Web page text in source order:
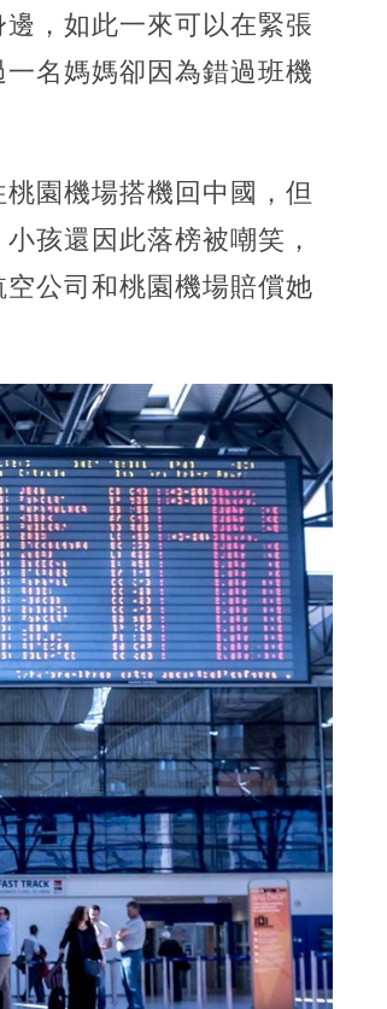
，如此一來可以在緊張
名媽媽卻因為錯過班機
園機場搭機回中國，但
孩還因此落榜被嘲笑，
公司和桃園機場賠償她